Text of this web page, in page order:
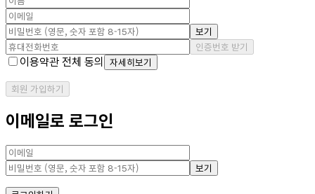
보기
인증번호 받기
이용약관 전체 동의 자세히보기
회원 가입하기
이메일로 로그인
보기